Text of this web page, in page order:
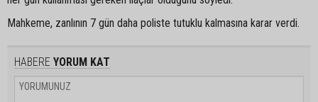
Mahkeme, zanlının 7 gün daha poliste tutuklu kalmasına karar verdi.
HABERE YORUM KAT